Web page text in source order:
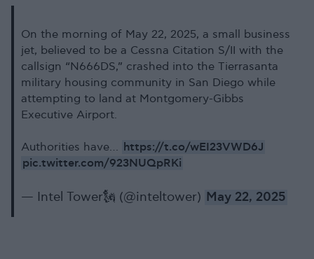
On the morning of May 22, 2025, a small business
jet, believed to be a Cessna Citation S/II with the
callsign “N666DS,” crashed into the Tierrasanta
military housing community in San Diego while
attempting to land at Montgomery-Gibbs
Executive Airport.
Authorities have… https://t.co/wEI23VWD6J
pic.twitter.com/923NUQpRKi
— Intel Tower🗽 (@inteltower) May 22, 2025